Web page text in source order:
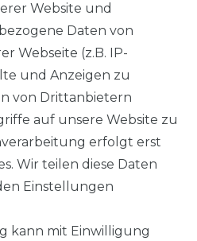
Website und
Daten von
Webseite (z.B. IP-
und Anzeigen zu
von Drittanbietern
auf unsere Website zu
erfolgt erst
Wir teilen diese Daten
Einstellungen
kann mit Einwilligung